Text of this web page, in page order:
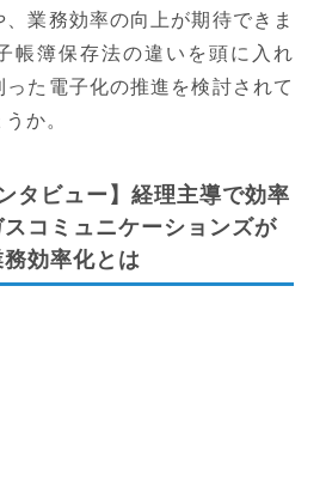
業務効率の向上が期待できま
帳簿保存法の違いを頭に入れ
た電子化の推進を検討されて
か。
タビュー】経理主導で効率
コミュニケーションズが
効率化とは